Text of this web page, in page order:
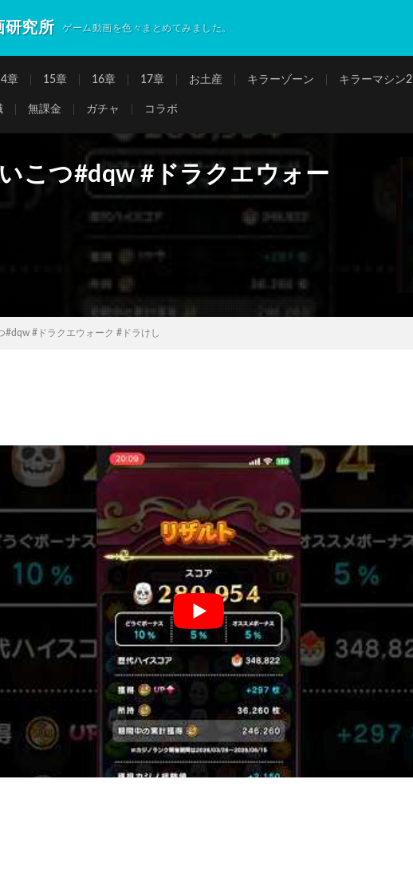
研究所 ゲーム動画を色々まとめてみました。
章 15章 16章 17章 お土産 キラーゾーン キラーマシン2
無課金 ガチャ コラボ
こつ#dqw #ドラクエウォー
#dqw #ドラクエウォーク #ドラけし